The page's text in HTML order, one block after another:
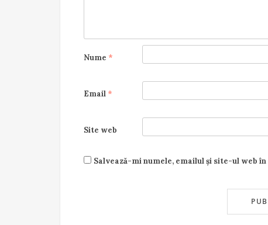
Nume *
Email *
Site web
Salvează-mi numele, emailul și site-ul web